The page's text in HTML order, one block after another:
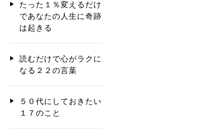
たった１％変えるだけ
であなたの人生に奇跡
は起きる
読むだけで心がラクに
なる２２の言葉
５０代にしておきたい
１７のこと